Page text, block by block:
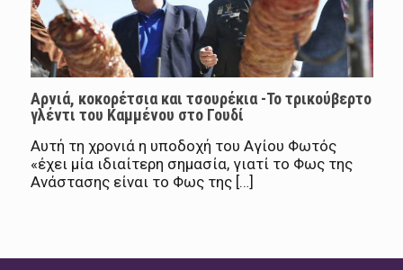
Αρνιά, κοκορέτσια και τσουρέκια -Το τρικούβερτο
γλέντι του Καμμένου στο Γουδί
Αυτή τη χρονιά η υποδοχή του Αγίου Φωτός
«έχει μία ιδιαίτερη σημασία, γιατί το Φως της
Ανάστασης είναι το Φως της […]